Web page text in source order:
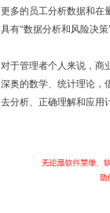
更多的员工分析数据和在
具有“数据分析和风险决
对于管理者个人来说，商
深奥的数学、统计理论，
去分析、正确理解和应用